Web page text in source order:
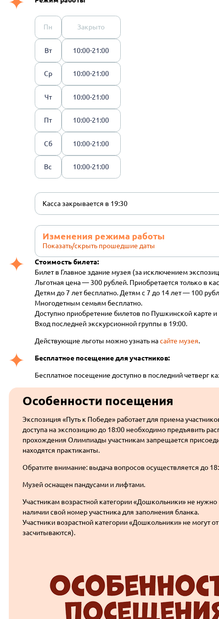
Пн Закрыто
Вт 10:00-21:00
Ср 10:00-21:00
Чт 10:00-21:00
Пт 10:00-21:00
Сб 10:00-21:00
Вс 10:00-21:00
Касса закрывается в 19:30
Изменения режима работы
Показать/скрыть прошедшие даты
Стоимость билета:
Билет в Главное здание музея (за исключением
Льготная цена — 300 рублей. Приобретается только в
Детям до 7 лет бесплатно. Детям с 7 до 14 лет — 100
Многодетным семьям бесплатно.
Доступно приобретение билетов по Пушкинской карте
Вход последней экскурсионной группы в 19:00.
Действующие льготы можно узнать насайте музея.
Бесплатное посещение для участников:
Бесплатное посещение доступно в последний четверг
Особенности посещения
Экспозиция «Путь к Победе» работает для приема
доступа на экспозицию до 18:00 необходимо предъявить
прохождения Олимпиады участникам запрещается
находятся практиканты.
Обратите внимание: выдача вопросов осуществляется до
Музей оснащен пандусами и лифтами.
Участникам возрастной категории «Дошкольники» не
наличии свой номер участника для заполнения бланка.
Участники возрастной категории «Дошкольники» не могут
засчитываются).